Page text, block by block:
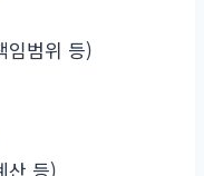
임범위 등)
산 등)